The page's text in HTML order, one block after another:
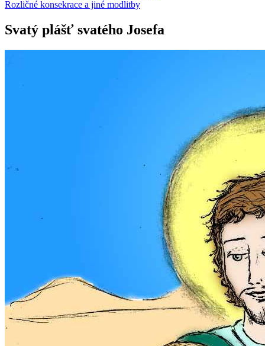
Rozličné konsekrace a jiné modlitby
Svatý plášť svatého Josefa